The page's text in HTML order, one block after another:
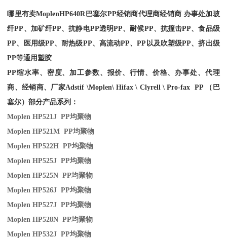
哪里有卖MoplenHP640R巴塞尔PP经销商代理商经销商 办事处加玻
纤PP、加矿纤PP、抗静电PP透明PP、耐候PP、抗撞击PP、食品级
PP、医用级PP、耐热级PP、高流动PP、PP以及吹塑级PP、挤出级
PP等通用塑胶
PP缩水率、密度、加工参数、报价、行情、价格、办事处、代理
商、经销商、厂家Adstif \Moplen\ Hifax \ Clyrell \ Pro-fax PP （巴
塞尔）部分产品系列：
Moplen HP521J PP均聚物
Moplen HP521M PP均聚物
Moplen HP522H PP均聚物
Moplen HP525J PP均聚物
Moplen HP525N PP均聚物
Moplen HP526J PP均聚物
Moplen HP527J PP均聚物
Moplen HP528N PP均聚物
Moplen HP532J PP均聚物